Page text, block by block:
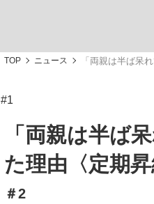
TOP ニュース 「両親は半ば呆
#1
「両親は半ば
た理由〈定期
＃2